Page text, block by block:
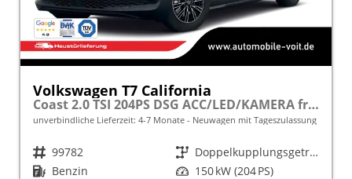
Volkswagen T7 California
Coast 2.0 TSI 204PS DSG ACC/LED/KAMERA frei konfigurierbar!
unverbindliche Lieferzeit: 4-7 Monate Neuwagen mit Tageszulassung
Fahrzeugnr. 99782 Getriebe
Doppelkupplungsgetriebe (DSG)
Kraftstoff Benzin Leistung 150 kW (204 PS)